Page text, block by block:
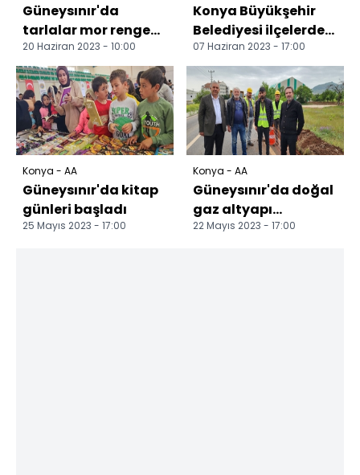
Güneysınır'da
tarlalar mor renge
dönmeye başladı
20 Haziran 2023 - 10:00
Konya Büyükşehir
Belediyesi ilçelerdeki
yatırım
çalışmalarını
sürdürüyor
07 Haziran 2023 - 17:00
Konya - AA
Güneysınır'da kitap
günleri başladı
25 Mayıs 2023 - 17:00
Konya - AA
Güneysınır'da doğal
gaz altyapı
çalışmaları başladı
22 Mayıs 2023 - 17:00